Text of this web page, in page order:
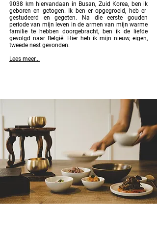
9038 km hiervandaan in Busan, Zuid Korea, ben ik
geboren en getogen. Ik ben er opgegroeid, heb er
gestudeerd en gegeten. Na die eerste gouden
periode van mijn leven in de armen van mijn warme
familie te hebben doorgebracht, ben ik de liefde
gevolgd naar België. Hier heb ik mijn nieuw, eigen,
tweede nest gevonden.
Lees meer...